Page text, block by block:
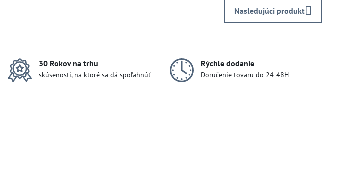
Nasledujúci produkt
30 Rokov na trhu
skúsenosti, na ktoré sa dá spoľahnúť
Rýchle dodanie
Doručenie tovaru do 24-48H